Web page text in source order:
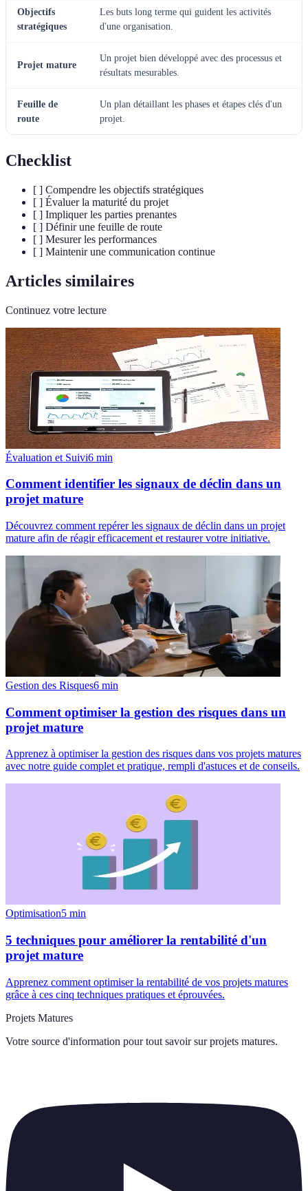
Objectifs
stratégiques
Les buts long terme qui guident les activités
d'une organisation.
Projet mature
Un projet bien développé avec des processus et
résultats mesurables.
Feuille de
route
Un plan détaillant les phases et étapes clés d'un
projet.
Checklist
[ ] Compendre les objectifs stratégiques
[ ] Évaluer la maturité du projet
[ ] Impliquer les parties prenantes
[ ] Définir une feuille de route
[ ] Mesurer les performances
[ ] Maintenir une communication continue
Articles similaires
Continuez votre lecture
Évaluation et Suivi6 min
Comment identifier les signaux de déclin dans un
projet mature
Découvrez comment repérer les signaux de déclin dans un projet
mature afin de réagir efficacement et restaurer votre initiative.
Gestion des Risques6 min
Comment optimiser la gestion des risques dans un
projet mature
Apprenez à optimiser la gestion des risques dans vos projets matures
avec notre guide complet et pratique, rempli d'astuces et de conseils.
Optimisation5 min
5 techniques pour améliorer la rentabilité d'un
projet mature
Apprenez comment optimiser la rentabilité de vos projets matures
grâce à ces cinq techniques pratiques et éprouvées.
Projets Matures
Votre source d'information pour tout savoir sur projets matures.